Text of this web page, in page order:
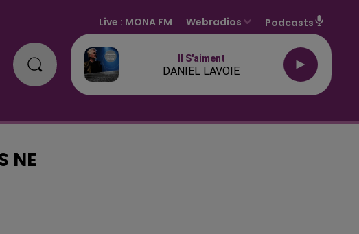
Live : MONA FM Webradios Podcasts
Il S'aiment
DANIEL LAVOIE
NE